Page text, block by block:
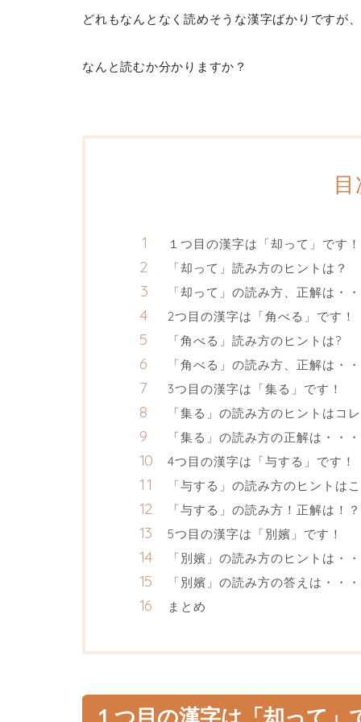
どれもなんとなく読めそうな漢字ばかりですが、
なんと読むか分かりますか？
目
１つ目の漢字は「却って」です！
「却って」読み方のヒントは？
「却って」の読み方、正解は・・
2つ目の漢字は「角べる」です！
「角べる」読み方のヒントは?
「角べる」の読み方、正解は・・
3つ目の漢字は「集る」です！
「集る」の読み方のヒントはコレ
「集る」の読み方の正解は・・
4つ目の漢字は「与する」です！
「与する」の読み方のヒントは
「与する」の読み方！正解は！？
5つ目の漢字は「別嬪」です！
「別嬪」の読み方のヒントは・
「別嬪」の読み方の答えは・・・
まとめ